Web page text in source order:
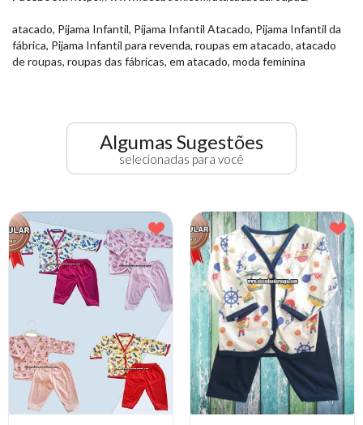
atacado, Pijama Infantil, Pijama Infantil Atacado, Pijama Infantil da
fábrica, Pijama Infantil para revenda, roupas em atacado, atacado
de roupas, roupas das fábricas, em atacado, moda feminina
Algumas Sugestões
selecionadas para você